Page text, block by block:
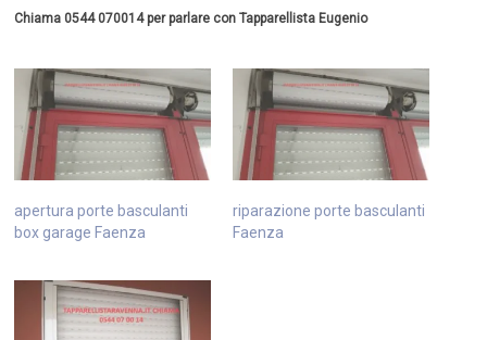
Chiama 0544 070014 per parlare con Tapparellista Eugenio
apertura porte basculanti
box garage Faenza
riparazione porte basculanti
Faenza